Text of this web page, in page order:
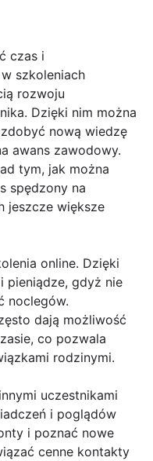
czas i
szkoleniach
rozwoju
Dzięki nim można
nową wiedzę
awans zawodowy.
tym, jak można
spędzony na
jeszcze większe
online. Dzięki
pieniądze, gdyż nie
noclegów.
dają możliwość
co pozwala
rodzinymi.
uczestnikami
i poglądów
i poznać nowe
cenne kontakty